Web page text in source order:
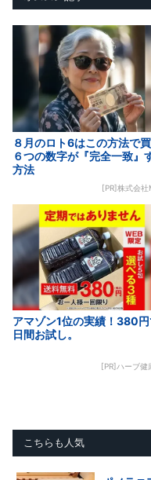
８月のロト6はこの方法で
６つの数字が『完全一致』
方法
[PR]株式会社
アマゾン1位の実績！380
日間お試し。
[PR]ハーブ健
こちらも人気